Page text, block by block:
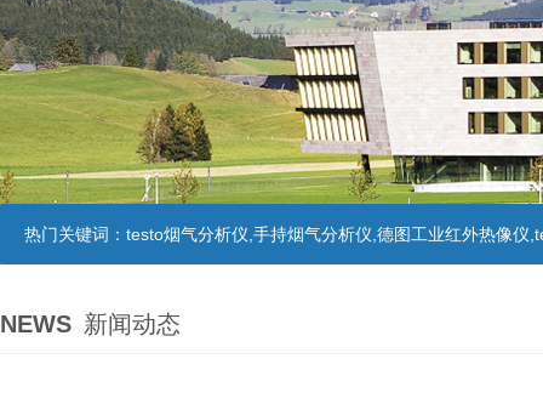
热门关键词： testo烟气分析仪,手持烟气分析仪,德图工业红外热像仪
NEWS 新闻动态